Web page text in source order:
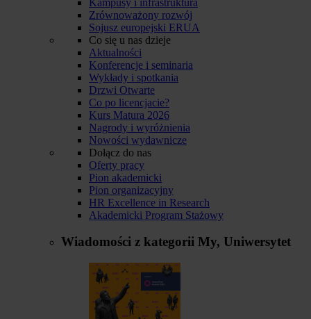
Zrównoważony rozwój
Sojusz europejski ERUA
Co się u nas dzieje
Aktualności
Konferencje i seminaria
Wykłady i spotkania
Drzwi Otwarte
Co po licencjacie?
Kurs Matura 2026
Nagrody i wyróżnienia
Nowości wydawnicze
Dołącz do nas
Oferty pracy
Pion akademicki
Pion organizacyjny
HR Excellence in Research
Akademicki Program Stażowy
Wiadomości z kategorii My, Uniwersytet